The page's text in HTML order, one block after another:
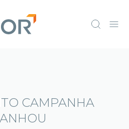
CAMPANHA